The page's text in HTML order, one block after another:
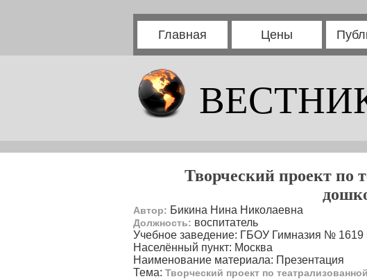
Главная Цены
Творческий проект по
Автор: Бикина Нина Николаевна
Должность: воспитатель
Учебное заведение: ГБОУ Гимназия №
Населённый пункт: Москва
Наименование материала: Презентация
Тема: Творческий проект по